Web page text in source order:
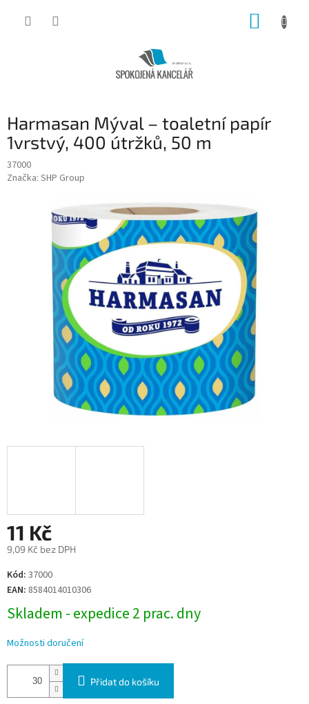
Harmasan Mýval – toaletní papír
1vrstvý, 400 útržků, 50 m
37000
Značka: SHP Group
11 Kč
9,09 Kč bez DPH
Měrná
cena:
Kód: 37000
EAN: 8584014010306
Skladem - expedice 2 prac. dny
Možnosti doručení
Přidat do košíku